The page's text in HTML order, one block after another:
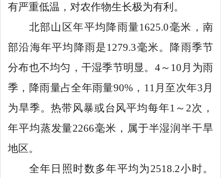
有严重低温，对农作物生长极为有利。
北部山区年平均降雨量1625.0毫米，南
部沿海年平均降雨是1279.3毫米。降雨季节
分布也不均匀，干湿季节明显。 4～ 10 月为雨
季，降雨量占全年雨量90% ， 11 月至次年3 月
为旱季。热带风暴或台风平均每年1 ～ 2次，
年平均蒸发量2266毫米，属于半湿润半干旱
地区。
全年日照时数多年平均为 2518.2小时。